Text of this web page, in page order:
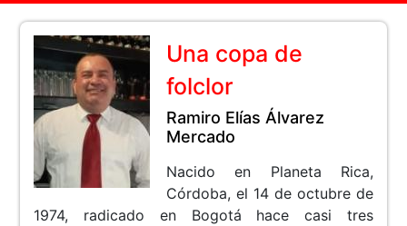
Una copa de
folclor
Ramiro Elías Álvarez
Mercado
Nacido en Planeta Rica,
Córdoba, el 14 de octubre de
1974, radicado en Bogotá hace casi tres